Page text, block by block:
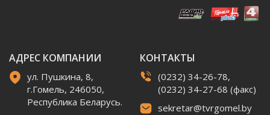
АДРЕС КОМПАНИИ
ул. Пушкина, 8,
г.Гомель, 246050,
Республика Беларусь.
КОНТАКТЫ
(0232) 34-26-78,
(0232) 34-27-68 (факс)
sekretar@tvrgomel.by